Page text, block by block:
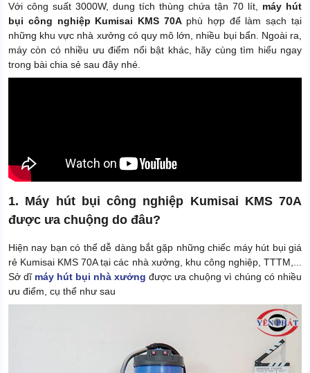
Chức năng
Hút khô / hút nước và các bụi
bẩn công nghiệp
Xuất xứ Chính hãng
Với công suất 3000W, dung tích thùng chứa tận 70 lít, máy hút
bụi công nghiệp Kumisai KMS 70A phù hợp để làm sạch tại
những khu vực nhà xưởng có quy mô lớn, nhiều bụi bẩn. Ngoài ra,
máy còn có nhiều ưu điểm nổi bật khác, hãy cùng tìm hiểu ngay
trong bài chia sẻ sau đây nhé.
1. Máy hút bụi công nghiệp Kumisai KMS 70A
được ưa chuộng do đâu?
Hiện nay bạn có thể dễ dàng bắt gặp những chiếc máy hút bụi giá
rẻ Kumisai KMS 70A tại các nhà xưởng, khu công nghiệp, TTTM,...
Sở dĩ máy hút bụi nhà xưởng được ưa chuộng vì chúng có nhiều
ưu điểm, cụ thể như sau